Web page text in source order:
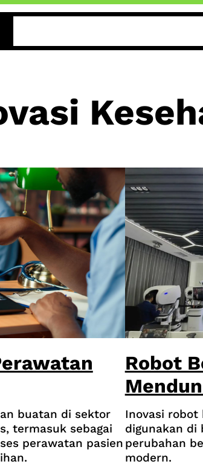
buatan di sektor
termasuk sebagai
perawatan pasien
Robot
Inovasi robot
digunakan di
perubahan
modern.